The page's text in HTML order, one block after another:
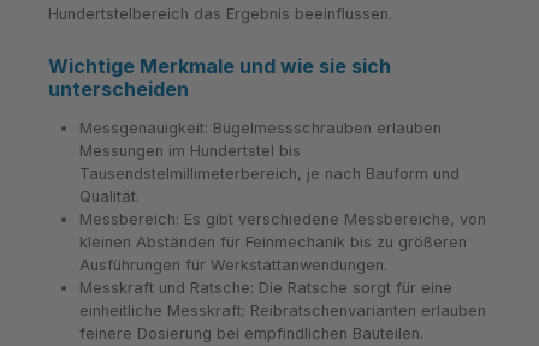
Hundertstelbereich das Ergebnis beeinflussen.
Wichtige Merkmale und wie sie sich
unterscheiden
Messgenauigkeit: Bügelmessschrauben erlauben
Messungen im Hundertstel bis
Tausendstelmillimeterbereich, je nach Bauform und
Qualität.
Messbereich: Es gibt verschiedene Messbereiche, von
kleinen Abständen für Feinmechanik bis zu größeren
Ausführungen für Werkstattanwendungen.
Messkraft und Ratsche: Die Ratsche sorgt für eine
einheitliche Messkraft; Reibratschenvarianten erlauben
feinere Dosierung bei empfindlichen Bauteilen.